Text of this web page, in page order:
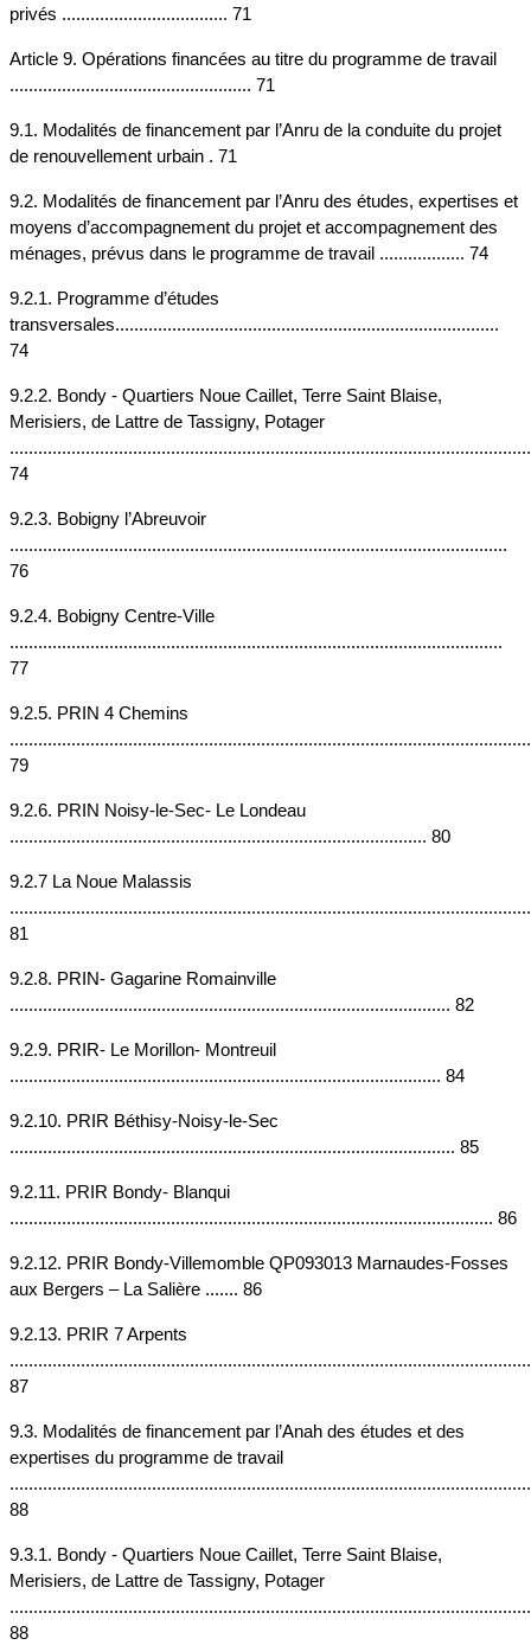
privés ................................... 71
Article 9. Opérations financées au titre du programme de travail
................................................... 71
9.1. Modalités de financement par l’Anru de la conduite du projet
de renouvellement urbain . 71
9.2. Modalités de financement par l’Anru des études, expertises et
moyens d’accompagnement du projet et accompagnement des
ménages, prévus dans le programme de travail .................. 74
9.2.1. Programme d’études
transversales.................................................................................
74
9.2.2. Bondy - Quartiers Noue Caillet, Terre Saint Blaise,
Merisiers, de Lattre de Tassigny, Potager
74
9.2.3. Bobigny l’Abreuvoir
.........................................................................................................
76
9.2.4. Bobigny Centre-Ville
........................................................................................................
77
9.2.5. PRIN 4 Chemins
79
9.2.6. PRIN Noisy-le-Sec- Le Londeau
........................................................................................ 80
9.2.7 La Noue Malassis
..............................................................................................................
81
9.2.8. PRIN- Gagarine Romainville
............................................................................................. 82
9.2.9. PRIR- Le Morillon- Montreuil
........................................................................................... 84
9.2.10. PRIR Béthisy-Noisy-le-Sec
.............................................................................................. 85
9.2.11. PRIR Bondy- Blanqui
...................................................................................................... 86
9.2.12. PRIR Bondy-Villemomble QP093013 Marnaudes-Fosses
aux Bergers – La Salière ....... 86
9.2.13. PRIR 7 Arpents
87
9.3. Modalités de financement par l’Anah des études et des
expertises du programme de travail
88
9.3.1. Bondy - Quartiers Noue Caillet, Terre Saint Blaise,
Merisiers, de Lattre de Tassigny, Potager
88